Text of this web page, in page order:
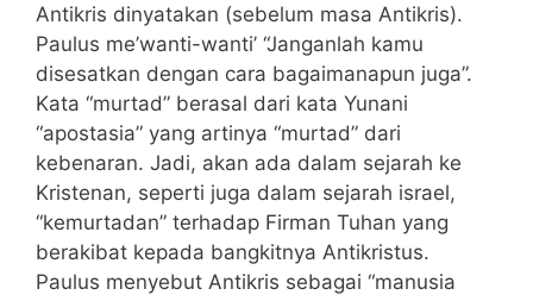
Antikris dinyatakan (sebelum masa Antikris).
Paulus me’wanti-wanti’ “Janganlah kamu
disesatkan dengan cara bagaimanapun juga”.
Kata “murtad” berasal dari kata Yunani
“apostasia” yang artinya “murtad” dari
kebenaran. Jadi, akan ada dalam sejarah ke
Kristenan, seperti juga dalam sejarah israel,
“kemurtadan” terhadap Firman Tuhan yang
berakibat kepada bangkitnya Antikristus.
Paulus menyebut Antikris sebagai “manusia